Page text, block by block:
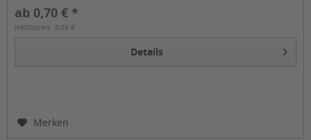
ab 0,70 € *
Nettopreis: 0,59 €
Details
Merken